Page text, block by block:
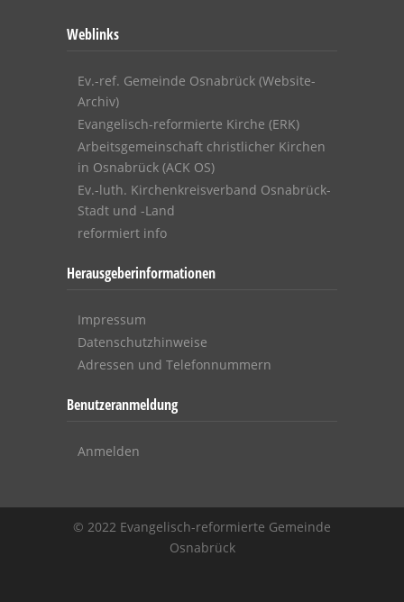
Weblinks
Ev.-ref. Gemeinde Osnabrück (Website-
Archiv)
Evangelisch-reformierte Kirche (ERK)
Arbeitsgemeinschaft christlicher Kirchen
in Osnabrück (ACK OS)
Ev.-luth. Kirchenkreisverband Osnabrück-
Stadt und -Land
reformiert info
Herausgeberinformationen
Impressum
Datenschutzhinweise
Adressen und Telefonnummern
Benutzeranmeldung
Anmelden
© 2022 Evangelisch-reformierte Gemeinde
Osnabrück